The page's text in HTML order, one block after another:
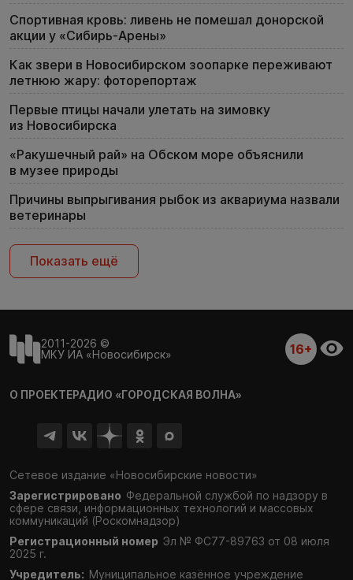
Спортивная кровь: ливень не помешал донорской
акции у «Сибирь-Арены»
Как звери в Новосибирском зоопарке переживают
летнюю жару: фоторепортаж
Первые птицы начали улетать на зимовку
из Новосибирска
«Ракушечный рай» на Обском море объяснили
в музее природы
Причины выпрыгивания рыбок из аквариума назвали
ветеринары
Показать ещё
2011-2026 ©
МКУ ИА «Новосибирск»
16+
О ПРОЕКТЕРАДИО «ГОРОДСКАЯ ВОЛНА»
Сетевое издание «Новосибирские новости»
Зарегистрировано Федеральной службой по надзору в
сфере связи, информационных технологий и массовых
коммуникаций (Роскомнадзор)
Регистрационный номер Эл № ФС77-89763 от 08 июля
2025 г.
Учредитель: Муниципальное казённое учреждение